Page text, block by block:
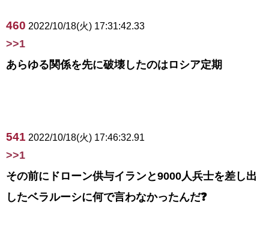
460 2022/10/18(火) 17:31:42.33
>>1
あらゆる関係を先に破壊したのはロシア定期
541 2022/10/18(火) 17:46:32.91
>>1
その前にドローン供与イランと9000人兵士を差し出
したベラルーシに何で言わなかったんだ❓